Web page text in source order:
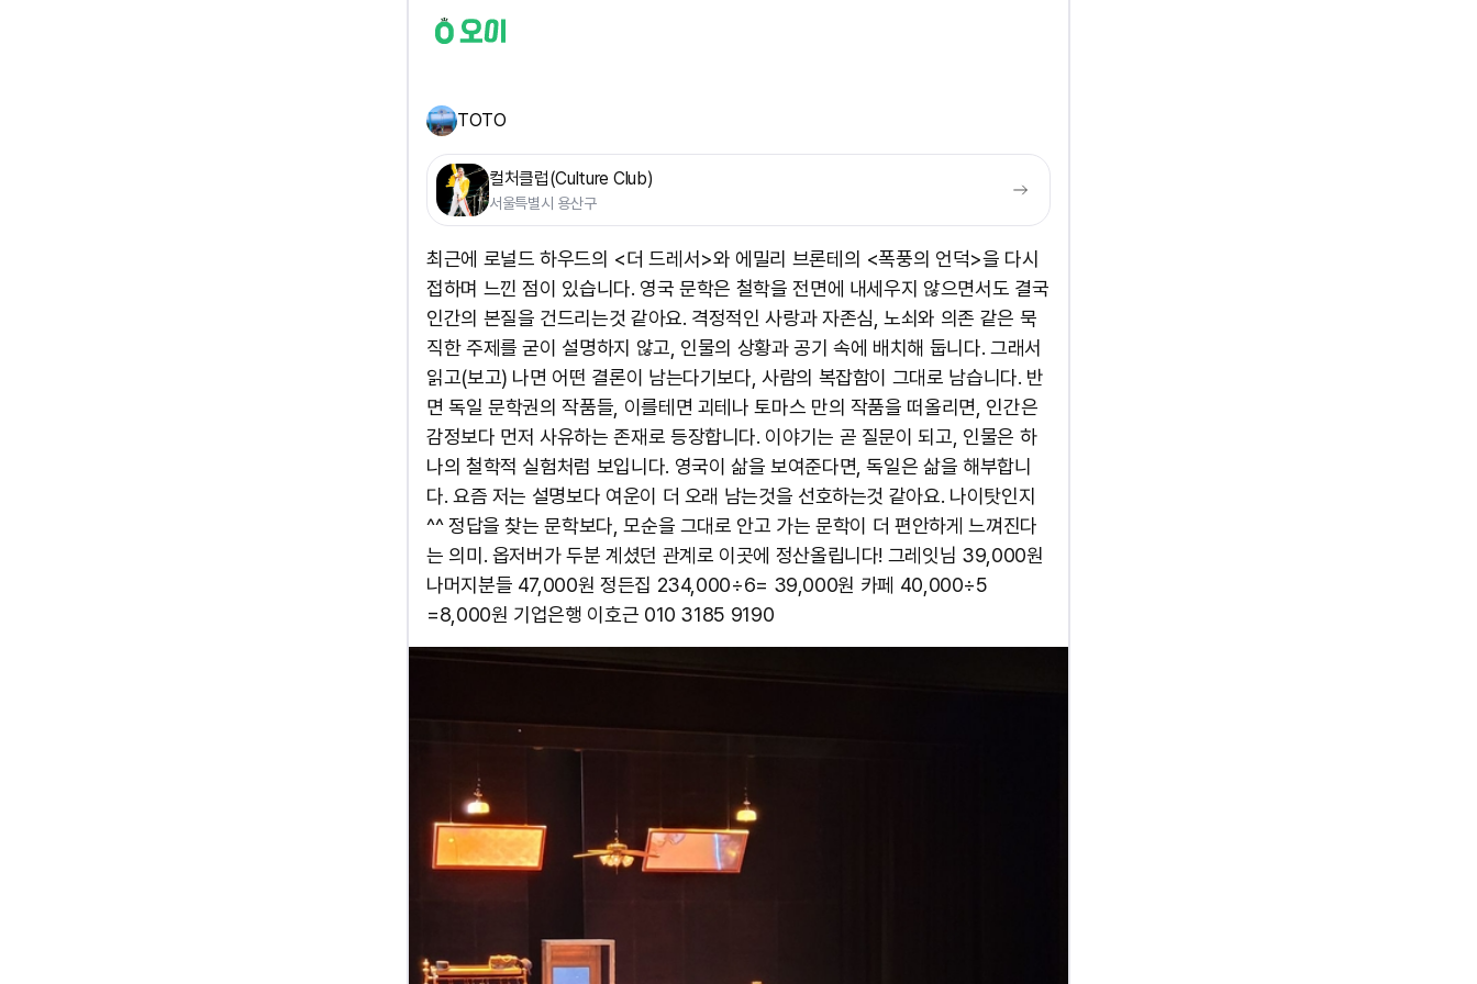
TOTO
컬처클럽(Culture Club)
서울특별시 용산구
최근에 로널드 하우드의 <더 드레서>와 에밀리 브론테의 <폭풍의 언덕>을 다시
접하며 느낀 점이 있습니다. 영국 문학은 철학을 전면에 내세우지 않으면서도 결국
인간의 본질을 건드리는것 같아요. 격정적인 사랑과 자존심, 노쇠와 의존 같은 묵
직한 주제를 굳이 설명하지 않고, 인물의 상황과 공기 속에 배치해 둡니다. 그래서
읽고(보고) 나면 어떤 결론이 남는다기보다, 사람의 복잡함이 그대로 남습니다. 반
면 독일 문학권의 작품들, 이를테면 괴테나 토마스 만의 작품을 떠올리면, 인간은
감정보다 먼저 사유하는 존재로 등장합니다. 이야기는 곧 질문이 되고, 인물은 하
나의 철학적 실험처럼 보입니다. 영국이 삶을 보여준다면, 독일은 삶을 해부합니
다. 요즘 저는 설명보다 여운이 더 오래 남는것을 선호하는것 같아요. 나이탓인지
^^ 정답을 찾는 문학보다, 모순을 그대로 안고 가는 문학이 더 편안하게 느껴진다
는 의미. 옵저버가 두분 계셨던 관계로 이곳에 정산올립니다! 그레잇님 39,000원
나머지분들 47,000원 정든집 234,000÷6= 39,000원 카페 40,000÷5
=8,000원 기업은행 이호근 010 3185 9190 ​